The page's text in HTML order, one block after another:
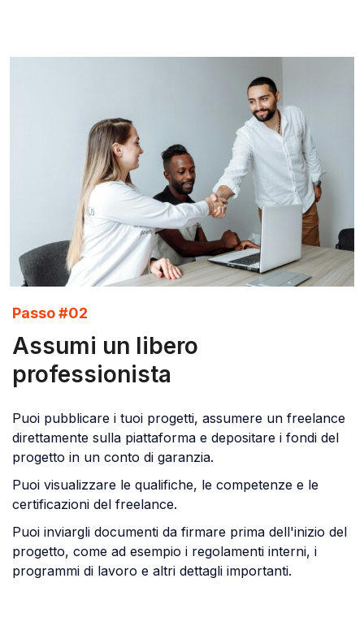
Passo #02
Assumi un libero
professionista
Puoi pubblicare i tuoi progetti, assumere un freelance
direttamente sulla piattaforma e depositare i fondi del
progetto in un conto di garanzia.
Puoi visualizzare le qualifiche, le competenze e le
certificazioni del freelance.
Puoi inviargli documenti da firmare prima dell'inizio del
progetto, come ad esempio i regolamenti interni, i
programmi di lavoro e altri dettagli importanti.